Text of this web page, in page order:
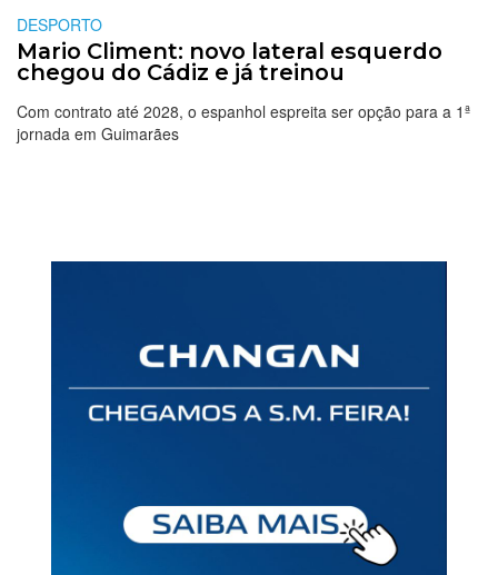
DESPORTO
Mario Climent: novo lateral esquerdo
chegou do Cádiz e já treinou
Com contrato até 2028, o espanhol espreita ser opção para a 1ª
jornada em Guimarães